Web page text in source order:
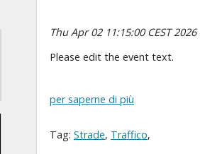
Thu Apr 02 11:15:00 CEST 2026
Please edit the event text.
per saperne di più
Tag: Strade, Traffico,